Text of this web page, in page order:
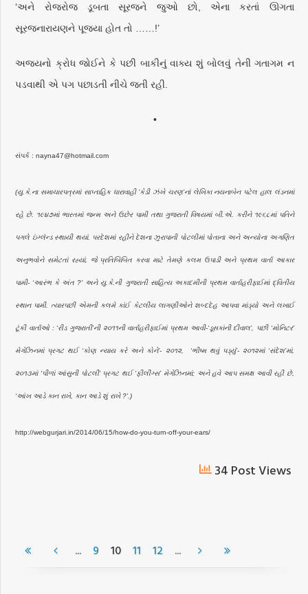
‘અને રોજરોજ ડૂબતા સૂરજને જુઓ છો, એના કરતાં ઊગતા
સૂરજનારાયણને પૂજ્યા હોત તો ……!’
અજયનો ક્રોધ જોઈને કે પછી બાકીનું વાક્ય શું બોલવું તેની ગતાગમ ન
પડવાથી એ પગ પછાડતી નીચે જતી રહી.
•
સંપર્ક : nayna47@hotmail.com
(યુ.કે.ના સમાચારપત્રમાં સાપ્તાહિક ધારાવાહી ’કેડી ઝંખે ચરણ’નાં લેખિકા નયનાબેન પટેલ હાલ લંડનમાં
રહે છે. ૧૯૪૭માં ભારતમાં જન્મ અને ઉછેર પામી તથા ગુજરાતી વિષયમાં બી.એ. કરીને ૧૯૬૮માં પતિને
પગલે ઇંગ્લૅન્ડ સ્થાયી થયાં. પરદેશમાં રહીને દેશના ઝુરાપાની પોટલીમાં પોતાના અને અન્યોના અગણિત
અનુભવોને સમેટતાં રહ્યાં, જે પ્રતિબિંબિત કરવા માટે તેમણે કલમ ઉપાડી અને પ્રથમ વાર્તા આકાર
પામી- ‘આરંભ કે અંત ?’ અને યુ.કે.ની ગુજરાતી સાહિત્ય અકાદમીની પ્રથમ વાર્તાહરીફાઈમાં દ્વિતીય
સ્થાન પામી. ત્યારપછી એમની કલમે કાંઈ કેટલીય લાગણીઓને શબ્દદેહ આપવા માંડ્યો અને લખાઈ
ટૂંકી વાર્તાઓ : ‘રીડ ગુજરાતી’ની ૨૦૧૧ની વાર્તાહરીફાઈમાં પ્રથમ આવી-‘ડૂસકાંની દીવાલ’, પછી ‘મોનિટર’
મેગેઝિનમાં પ્રગટ થઈ ‘કોણ ન્યાય કરે અને કોને’- ૨૦૧૨, ‘ભીષ્મ થવું પડ્યું’- ૨૦૧૨માં ‘સંદેશ’માં,
૨૦૧૩માં ‘પીળાં આંસુની પોટલી’ પ્રગટ થઈ ‘ફીલીંગ્સ’ મેગેઝિનમાં; અને હવે આપ સમક્ષ આવી રહી છે,
‘આંખ આડે કાન રાખે, કાન આડે શું રાખે ?’.)
http://webgurjari.in/2014/06/15/how-do-you-turn-off-your-ears/
34 Post Views
... 9 10 11 12 ...